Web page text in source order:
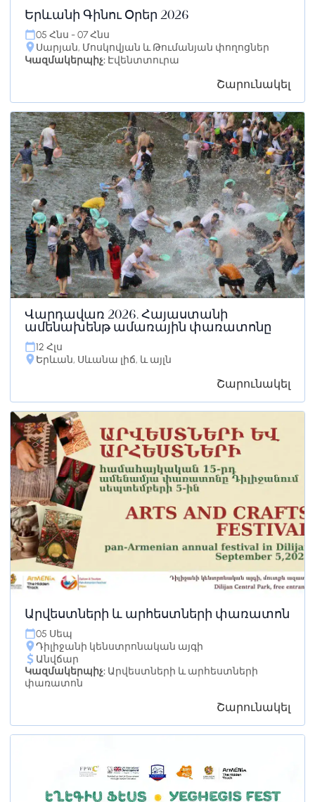
Երևանի Գինու Օրեր 2026
05 Հնս - 07 Հնս
Սարյան, Մոսկովյան և Թումանյան փողոցներ
Կազմակերպիչ: Էվենտտուրա
Շարունակել
Վարդավառ 2026. Հայաստանի
ամենախենթ ամառային փառատոնը
12 Հլս
Երևան, Սևանա լիճ, և այլն
Շարունակել
Արվեստների և արհեստների փառատոն
05 Սեպ
Դիլիջանի կենստրոնական այգի
Անվճար
Կազմակերպիչ: Արվեստների և արհեստների
փառատոն
Շարունակել